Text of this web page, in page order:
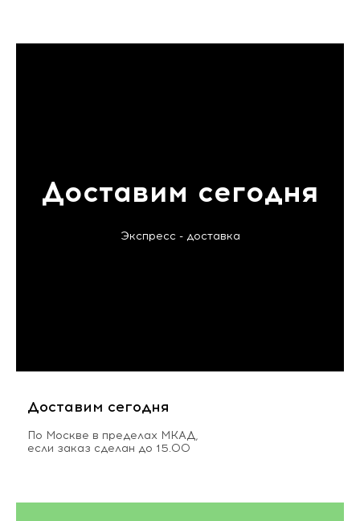
Доставим сегодня
Экспресс - доставка
Доставим сегодня
По Москве в пределах МКАД,
если заказ сделан до 15.00